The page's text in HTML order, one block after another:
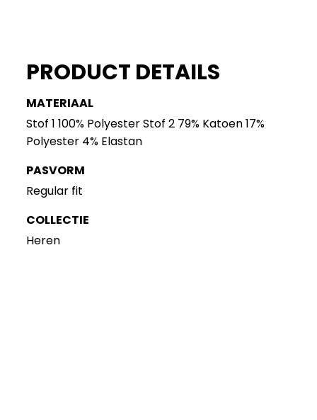
PRODUCT DETAILS
MATERIAAL
Stof 1 100% Polyester Stof 2 79% Katoen 17%
Polyester 4% Elastan
PASVORM
Regular fit
COLLECTIE
Heren